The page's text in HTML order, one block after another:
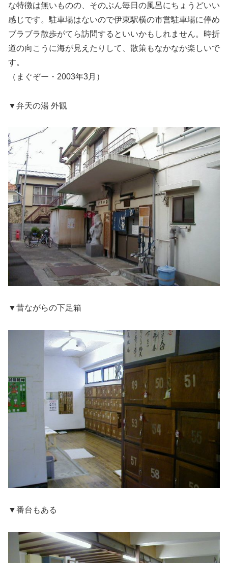
な特徴は無いものの、そのぶん毎日の風呂にちょうどいい
感じです。駐車場はないので伊東駅横の市営駐車場に停め
ブラブラ散歩がてら訪問するといいかもしれません。時折
道の向こうに海が見えたりして、散策もなかなか楽しいで
す。
（まぐぞー・2003年3月）
▼弁天の湯 外観
▼昔ながらの下足箱
▼番台もある